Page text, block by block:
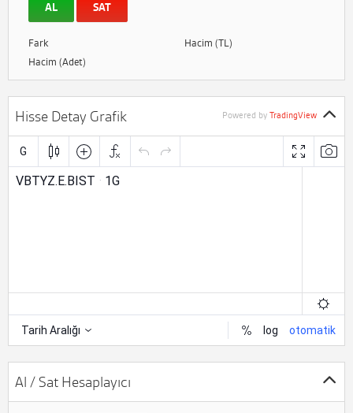
AL SAT
Fark
Hacim (TL)
Hacim (Adet)
Hisse Detay Grafik Powered by TradingView
Al / Sat Hesaplayıcı